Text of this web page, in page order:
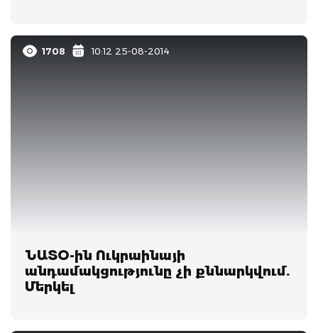
1708 10:12 25-08-2014
ՆԱՏՕ-ին Ուկրաինայի
անդամակցությունը չի քննարկվում.
Մերկել